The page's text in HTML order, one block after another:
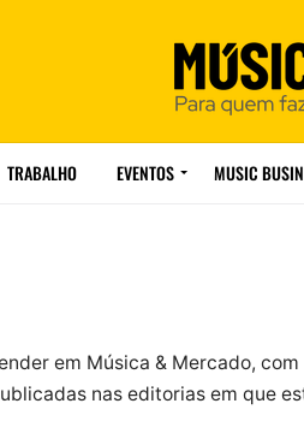
TRABALHO EVENTOS MUSIC
em Música & Mercado,
nas editorias em que